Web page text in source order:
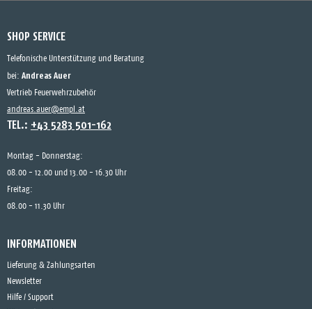
SHOP SERVICE
Telefonische Unterstützung und Beratung
bei: Andreas Auer
Vertrieb Feuerwehrzubehör
andreas.auer@empl.at
TEL.: +43 5283 501-162
Montag - Donnerstag:
08.00 - 12.00 und 13.00 - 16.30 Uhr
Freitag:
08.00 - 11.30 Uhr
INFORMATIONEN
Lieferung & Zahlungsarten
Newsletter
Hilfe / Support